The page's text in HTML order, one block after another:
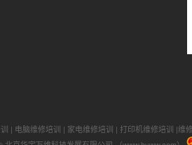
| 电脑维修培训 | 家电维修培训 | 打印机维修培训 |维